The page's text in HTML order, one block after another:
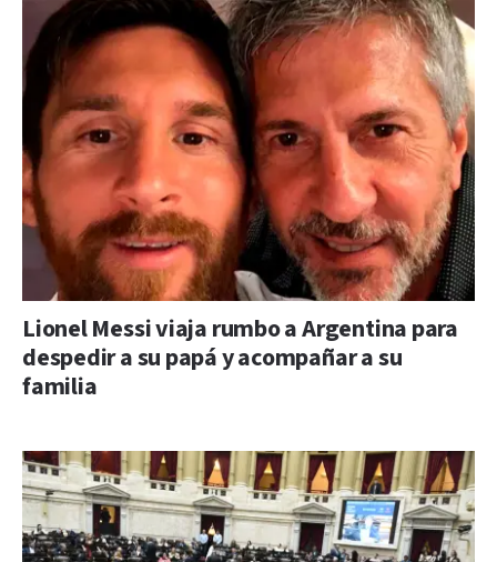
Lionel Messi viaja rumbo a Argentina para
despedir a su papá y acompañar a su
familia